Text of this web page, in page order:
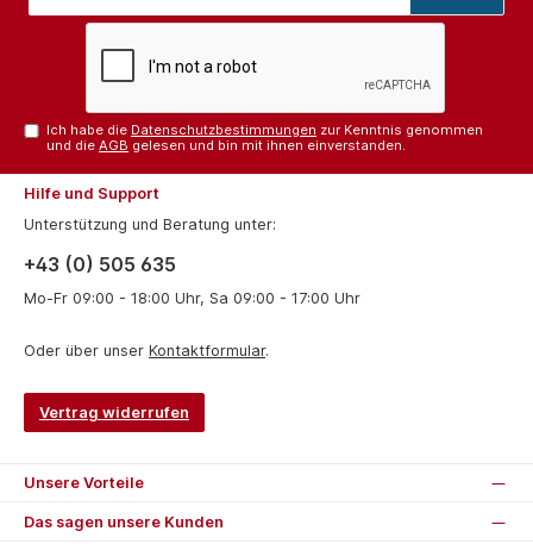
Ich habe die Datenschutzbestimmungen zur Kenntnis genommen
und dieAGB gelesen und bin mit ihnen einverstanden.
Hilfe und Support
Unterstützung und Beratung unter:
+43 (0) 505 635
Mo-Fr 09:00 - 18:00 Uhr, Sa 09:00 - 17:00 Uhr
Oder über unser Kontaktformular.
Vertrag widerrufen
Unsere Vorteile
Das sagen unsere Kunden